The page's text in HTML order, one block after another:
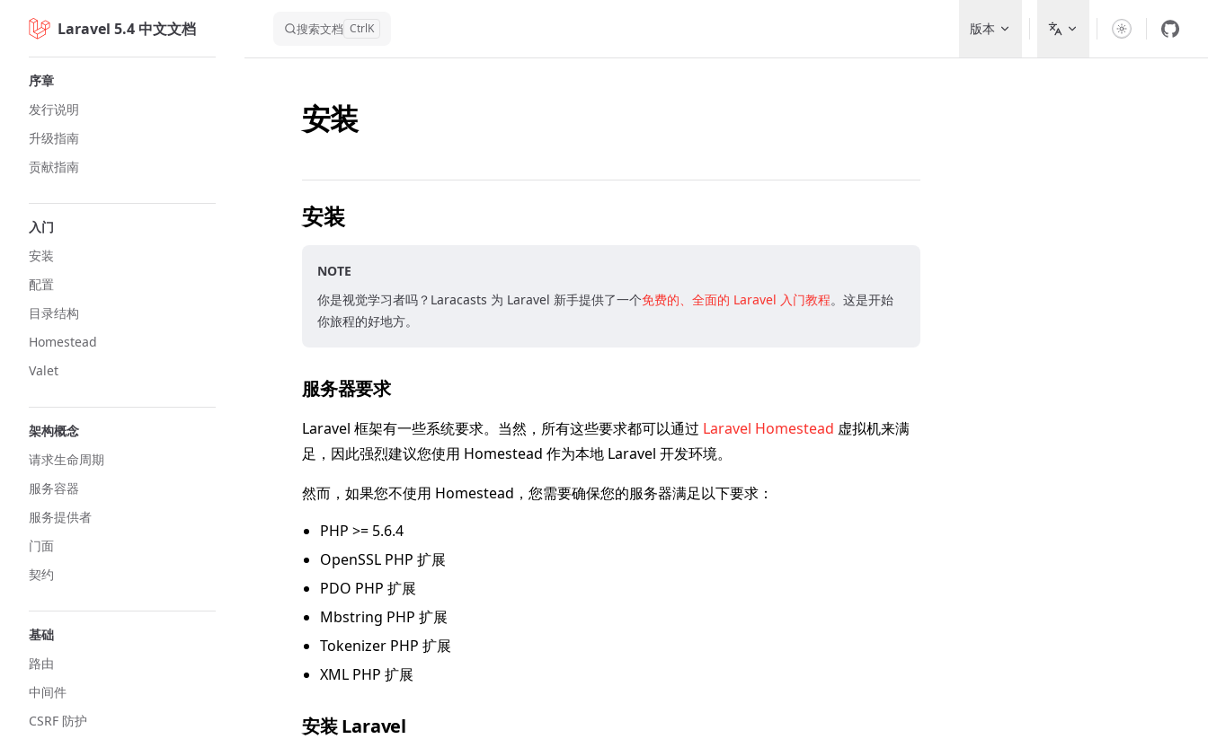
Skip to content
Laravel 5.4 中文文档 搜索文档 CtrlK 版本
序章
发行说明
升级指南
贡献指南
入门
安装
配置
目录结构
Homestead
Valet
架构概念
请求生命周期
服务容器
服务提供者
门面
契约
基础
路由
中间件
CSRF 防护
安装
安装
NOTE
你是视觉学习者吗？Laracasts 为 Laravel 新手提供了一个免费的、全面的 Laravel 入门教程。这是开始
你旅程的好地方。
服务器要求
Laravel 框架有一些系统要求。当然，所有这些要求都可以通过 Laravel Homestead 虚拟机来满
足，因此强烈建议您使用 Homestead 作为本地 Laravel 开发环境。
然而，如果您不使用 Homestead，您需要确保您的服务器满足以下要求：
PHP >= 5.6.4
OpenSSL PHP 扩展
PDO PHP 扩展
Mbstring PHP 扩展
Tokenizer PHP 扩展
XML PHP 扩展
安装 Laravel